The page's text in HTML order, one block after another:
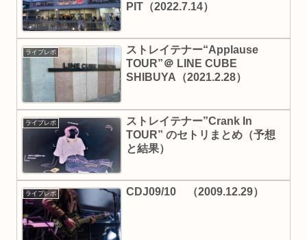
PIT（2022.7.14）
ライブレポ
ストレイテナー“Applause
TOUR”＠ LINE CUBE
SHIBUYA（2021.2.28）
ライブレポ
ストレイテナー”Crank In
TOUR” のセトリまとめ（予想
と結果）
ライブレポ CDJ09/10 （2009.12.29）